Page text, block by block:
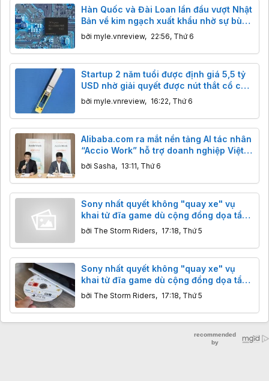
Hàn Quốc và Đài Loan lần đầu vượt Nhật
Bản về kim ngạch xuất khẩu nhờ sự bùng
nổ của AI
bởi myle.vnreview, 22:56, Thứ 6
Startup 2 năm tuổi được định giá 5,5 tỷ
USD nhờ giải quyết được nút thắt cổ chai
của chip AI
bởi myle.vnreview, 16:22, Thứ 6
Alibaba.com ra mắt nền tảng AI tác nhân
“Accio Work” hỗ trợ doanh nghiệp Việt
xuất khẩu
bởi Sasha, 13:11, Thứ 6
Sony nhất quyết không "quay xe" vụ
khai tử đĩa game dù cộng đồng dọa tẩy
chay
bởi The Storm Riders, 17:18, Thứ 5
Sony nhất quyết không "quay xe" vụ
khai tử đĩa game dù cộng đồng dọa tẩy
chay
bởi The Storm Riders, 17:18, Thứ 5